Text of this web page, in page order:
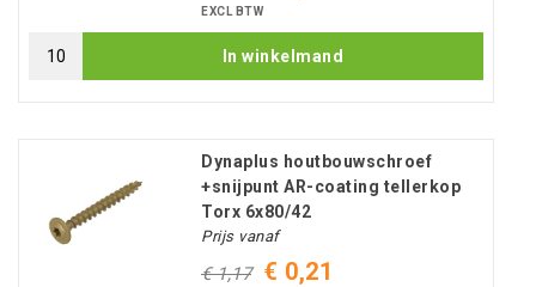
EXCL BTW
In winkelmand
Dynaplus houtbouwschroef
+snijpunt AR-coating tellerkop
Torx 6x80/42
Prijs vanaf
€ 1,17 € 0,21